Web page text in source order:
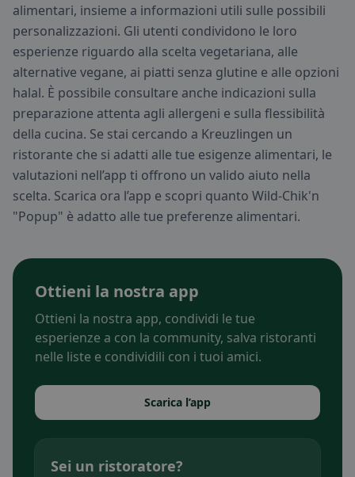
alimentari, insieme a informazioni utili sulle possibili
personalizzazioni. Gli utenti condividono le loro
esperienze riguardo alla scelta vegetariana, alle
alternative vegane, ai piatti senza glutine e alle opzioni
halal. È possibile consultare anche indicazioni sulla
preparazione attenta agli allergeni e sulla flessibilità
della cucina. Se stai cercando a Kreuzlingen un
ristorante che si adatti alle tue esigenze alimentari, le
valutazioni nell’app ti offrono un valido aiuto nella
scelta. Scarica ora l’app e scopri quanto Wild-Chik'n
"Popup" è adatto alle tue preferenze alimentari.
Ottieni la nostra app
Ottieni la nostra app, condividi le tue
esperienze a con la community, salva ristoranti
nelle liste e condividili con i tuoi amici.
Scarica l’app
Sei un ristoratore?